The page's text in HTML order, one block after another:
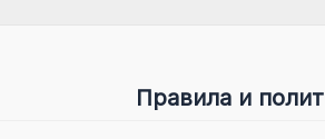
Правила и